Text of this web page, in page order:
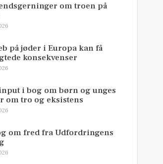
om troen på
på jøder i Europa kan få
konsekvenser
i bog om børn og unges
om tro og eksistens
om fred fra Udfordringens